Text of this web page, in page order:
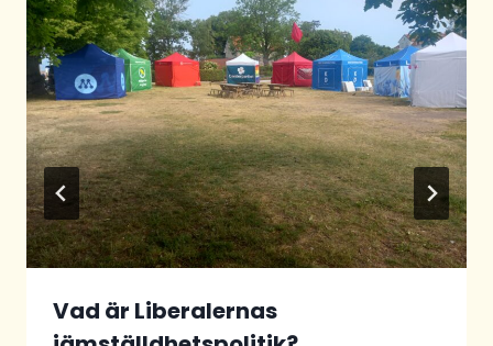
Vad är Liberalernas